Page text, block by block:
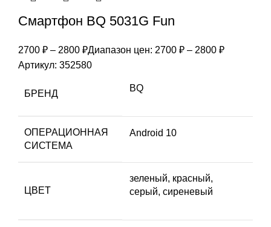
Смартфон BQ 5031G Fun
2700 ₽ – 2800 ₽Диапазон цен: 2700 ₽ – 2800 ₽
Артикул: 352580
БРЕНД
BQ
ОПЕРАЦИОННАЯ
СИСТЕМА
Android 10
ЦВЕТ
зеленый, красный,
серый, сиреневый